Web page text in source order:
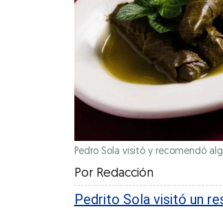
Pedro Sola visitó y recomendó
Por Redacción
Pedrito Sola visitó un